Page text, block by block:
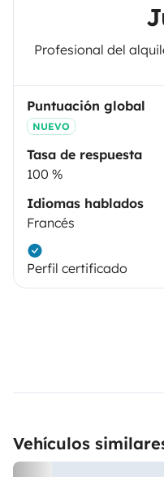
Profesional del
Puntuación global
NUEVO
Tasa de respuesta
100 %
Idiomas hablados
Francés
Perfil certificado
Vehículos